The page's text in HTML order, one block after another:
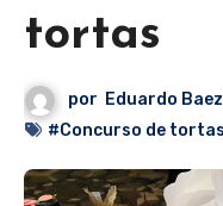
tortas
por Eduardo
#Concurso de tortas